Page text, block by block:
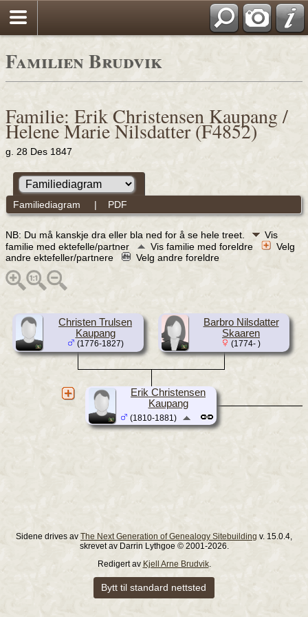
Familien Brudvik
Familie: Erik Christensen Kaupang /
Helene Marie Nilsdatter (F4852)
g. 28 Des 1847
Familiediagram | PDF
NB: Du må kanskje dra eller bla ned for å se hele treet.
Vis
familie med ektefelle/partner
Vis familie med foreldre
Velg
andre ektefeller/partnere
Velg andre foreldre
Christen Trulsen
Kaupang
(1776-1827)
Barbro Nilsdatter
Skaaren
(1774- )
Erik Christensen
Kaupang
(1810-1881)
Sidene drives av The Next Generation of Genealogy Sitebuilding v. 15.0.4,
skrevet av Darrin Lythgoe © 2001-2026.
Redigert av Kjell Arne Brudvik.
Bytt til standard nettsted